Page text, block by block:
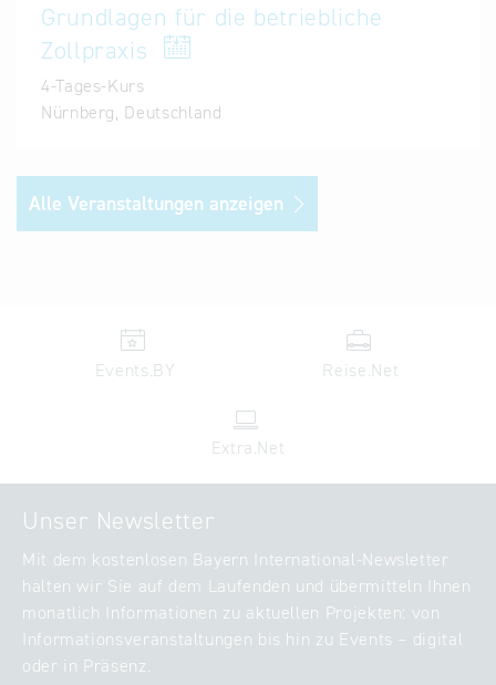
Kundengewinnung mittels Exportfinanzierung
- Funktionsweise und Arten der Exportfinanzierung
Schlüssel zur Gewinnung neuer Aufträge
Veranstalter:
Grundlagen für die betriebliche
Zollpraxis
4-Tages-Kurs
Nürnberg, Deutschland
Alle Veranstaltungen anzeigen
Events.BY Reise.Net
Extra.Net
Unser Newsletter
Mit dem kostenlosen Bayern International-Newsletter
halten wir Sie auf dem Laufenden und übermitteln Ihnen
monatlich Informationen zu aktuellen Projekten: von
Informationsveranstaltungen bis hin zu Events – digital
oder in Präsenz.